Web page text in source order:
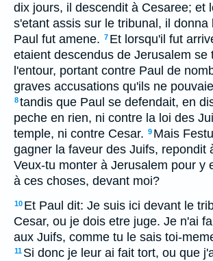
dix jours, il descendit à Cesaree; et
s'etant assis sur le tribunal, il donna
Paul fut amene. 7 Et lorsqu'il fut
etaient descendus de Jerusalem se
l'entour, portant contre Paul de
graves accusations qu'ils ne
8tandis que Paul se defendait, en
peche en rien, ni contre la loi des
temple, ni contre Cesar. 9 Mais
gagner la faveur des Juifs, repondit
Veux-tu monter à Jerusalem pour y
à ces choses, devant moi?
10 Et Paul dit: Je suis ici devant le
Cesar, ou je dois etre juge. Je n'ai
aux Juifs, comme tu le sais toi-
11 Si donc je leur ai fait tort, ou que